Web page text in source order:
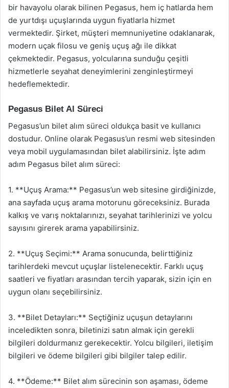
bir havayolu olarak bilinen Pegasus, hem iç hatlarda hem
de yurtdışı uçuşlarında uygun fiyatlarla hizmet
vermektedir. Şirket, müşteri memnuniyetine odaklanarak,
modern uçak filosu ve geniş uçuş ağı ile dikkat
çekmektedir. Pegasus, yolcularına sunduğu çeşitli
hizmetlerle seyahat deneyimlerini zenginleştirmeyi
hedeflemektedir.
Pegasus Bilet Al Süreci
Pegasus’un bilet alım süreci oldukça basit ve kullanıcı
dostudur. Online olarak Pegasus’un resmi web sitesinden
veya mobil uygulamasından bilet alabilirsiniz. İşte adım
adım Pegasus bilet alım süreci:
1. **Uçuş Arama:** Pegasus’un web sitesine girdiğinizde,
ana sayfada uçuş arama motorunu göreceksiniz. Burada
kalkış ve varış noktalarınızı, seyahat tarihlerinizi ve yolcu
sayısını girerek arama yapabilirsiniz.
2. **Uçuş Seçimi:** Arama sonucunda, belirttiğiniz
tarihlerdeki mevcut uçuşlar listelenecektir. Farklı uçuş
saatleri ve fiyatları arasından tercih yaparak, sizin için en
uygun olanı seçebilirsiniz.
3. **Bilet Detayları:** Seçtiğiniz uçuşun detaylarını
inceledikten sonra, biletinizi satın almak için gerekli
bilgileri doldurmanız gerekecektir. Yolcu bilgileri, iletişim
bilgileri ve ödeme bilgileri gibi bilgiler talep edilir.
4. **Ödeme:** Bilet alım sürecinin son aşaması, ödeme